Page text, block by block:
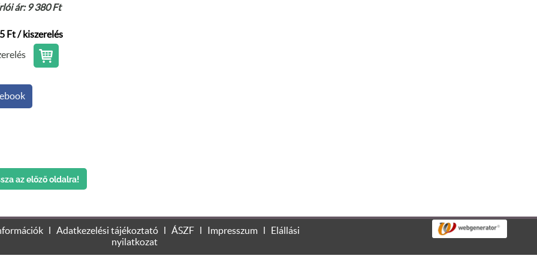
ár: 9 380Ft
Ft / kiszerelés
az előző oldalra!
Adatkezelési tájékoztató ÁSZF Impresszum
Elállási
nyilatkozat
Elfogadom
érdekében, hogy a legjobb felhasználói élményt nyújthassa Önnek, valamint a látogatottság mérése céljából.
olvashat itt:
Adatkezelési tájékoztatónk